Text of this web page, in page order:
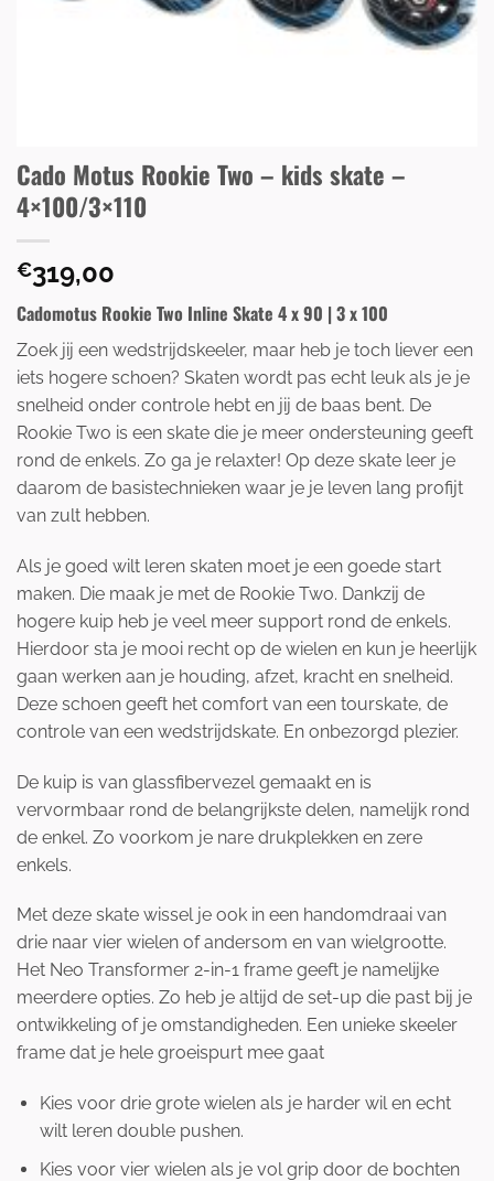
Cado Motus Rookie Two – kids skate –
4×100/3×110
€319,00
Cadomotus Rookie Two Inline Skate 4 x 90 | 3 x 100
Zoek jij een wedstrijdskeeler, maar heb je toch liever een
iets hogere schoen? Skaten wordt pas echt leuk als je je
snelheid onder controle hebt en jij de baas bent. De
Rookie Two is een skate die je meer ondersteuning geeft
rond de enkels. Zo ga je relaxter! Op deze skate leer je
daarom de basistechnieken waar je je leven lang profijt
van zult hebben.
Als je goed wilt leren skaten moet je een goede start
maken. Die maak je met de Rookie Two. Dankzij de
hogere kuip heb je veel meer support rond de enkels.
Hierdoor sta je mooi recht op de wielen en kun je heerlijk
gaan werken aan je houding, afzet, kracht en snelheid.
Deze schoen geeft het comfort van een tourskate, de
controle van een wedstrijdskate. En onbezorgd plezier.
De kuip is van glassfibervezel gemaakt en is
vervormbaar rond de belangrijkste delen, namelijk rond
de enkel. Zo voorkom je nare drukplekken en zere
enkels.
Met deze skate wissel je ook in een handomdraai van
drie naar vier wielen of andersom en van wielgrootte.
Het Neo Transformer 2-in-1 frame geeft je namelijke
meerdere opties. Zo heb je altijd de set-up die past bij je
ontwikkeling of je omstandigheden. Een unieke skeeler
frame dat je hele groeispurt mee gaat
Kies voor drie grote wielen als je harder wil en echt
wilt leren double pushen.
Kies voor vier wielen als je vol grip door de bochten